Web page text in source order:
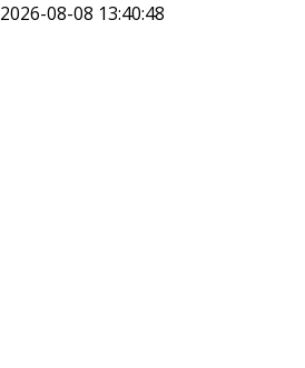
2026-08-08 13:40:48